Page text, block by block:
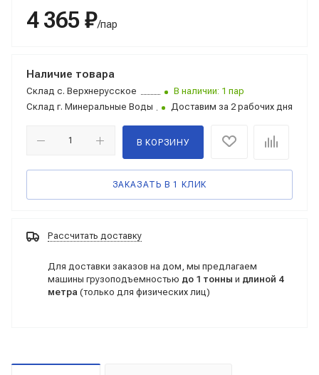
4 365 ₽/пар
Наличие товара
Склад с. Верхнерусское
В наличии: 1 пар
Склад г. Минеральные Воды Доставим за 2 рабочих дня
В КОРЗИНУ
ЗАКАЗАТЬ В 1 КЛИК
Рассчитать доставку
Для доставки заказов на дом, мы предлагаем
машины грузоподъемностью до 1 тонны и длиной 4
метра (только для физических лиц)